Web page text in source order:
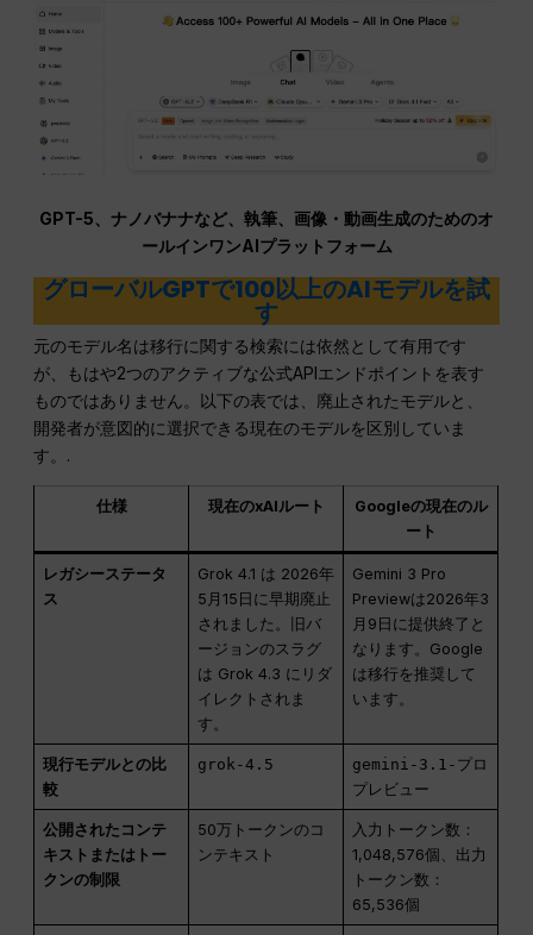
GPT-5、ナノバナナなど、執筆、画像・動画生成のためのオ
ールインワンAIプラットフォーム
グローバルGPTで100以上のAIモデルを試
す
元のモデル名は移行に関する検索には依然として有用です
が、もはや2つのアクティブな公式APIエンドポイントを表す
ものではありません。以下の表では、廃止されたモデルと、
開発者が意図的に選択できる現在のモデルを区別していま
す。.
仕様 現在のxAIルート
Googleの現在のル
ート
レガシーステータ
ス
Grok 4.1 は 2026年
5月15日に早期廃止
されました。旧バ
ージョンのスラグ
は Grok 4.3 にリダ
イレクトされま
す。
Gemini 3 Pro
Previewは2026年3
月9日に提供終了と
なります。Google
は移行を推奨して
います。
現行モデルとの比
較
grok-4.5
gemini-3.1-プロ
プレビュー
公開されたコンテ
キストまたはトー
クンの制限
50万トークンのコ
ンテキスト
入力トークン数：
1,048,576個、出力
トークン数：
65,536個